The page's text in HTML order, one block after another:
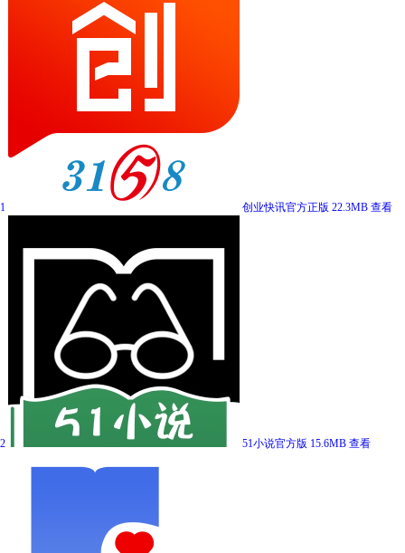
1 创业快讯官方正版 22.3MB 查看
2 51小说官方版 15.6MB 查看